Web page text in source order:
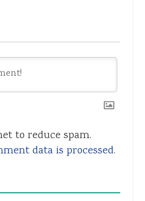
to reduce spam.
data is processed.